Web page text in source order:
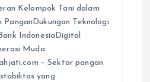
Kelompok Tani dalam
Teknologi
IndonesiaDigital
Muda
– Sektor pangan
yang